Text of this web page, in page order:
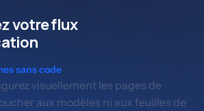
votre flux
sans code
visuellement les pages de
aux modèles ni aux feuilles de